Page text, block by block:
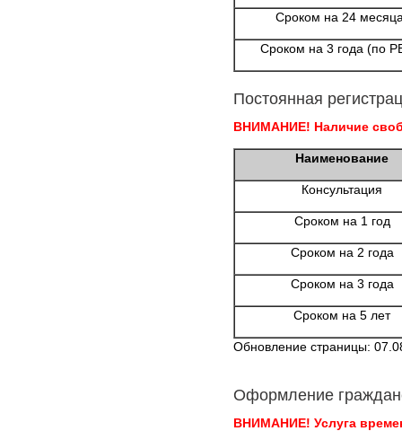
Сроком на 24
Сроком на 3 года (по
Постоянная
ВНИМАНИЕ! Наличие
Наименование
Консультация
Сроком на 1 год
Сроком на 2 года
Сроком на 3 года
Сроком на 5 лет
Обновление страницы:
Оформление
ВНИМАНИЕ! Услуга